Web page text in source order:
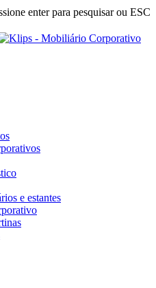
enter para pesquisar ou ESC
e estantes